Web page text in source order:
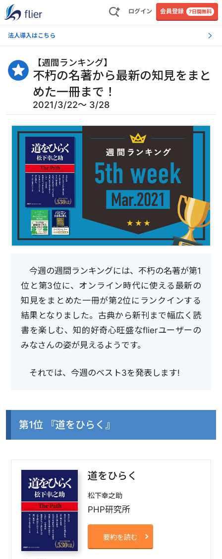
ログイン 会員登録 7日間無料
法人導入はこちら
【週間ランキング】
不朽の名著から最新の知見をまと
めた一冊まで！
2021/3/22〜 3/28
今週の週間ランキングには、不朽の名著が第1
位と第3位に、オンライン時代に使える最新の
知見をまとめた一冊が第2位にランクインする
結果となりました。古典から新刊まで幅広く読
書を楽しむ、知的好奇心旺盛なflierユーザーの
みなさんの姿が見えるようです。
それでは、今週のベスト3を発表します!
第1位 『道をひらく』
道をひらく
松下幸之助
PHP研究所
要約を読む